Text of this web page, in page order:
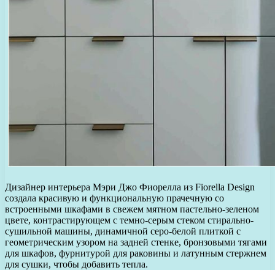
Дизайнер интерьера Мэри Джо Фиорелла из Fiorella Design
создала красивую и функциональную прачечную со
встроенными шкафами в свежем мятном пастельно-зеленом
цвете, контрастирующем с темно-серым стеком стирально-
сушильной машины, динамичной серо-белой плиткой с
геометрическим узором на задней стенке, бронзовыми тягами
для шкафов, фурнитурой для раковины и латунным стержнем
для сушки, чтобы добавить тепла.